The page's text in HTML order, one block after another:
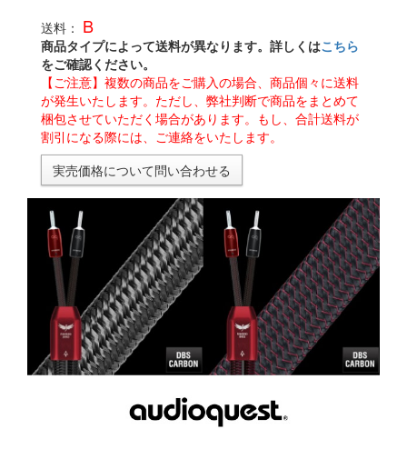
送料： B
商品タイプによって送料が異なります。詳しくはこちら
をご確認ください。
【ご注意】複数の商品をご購入の場合、商品個々に送料
が発生いたします。ただし、弊社判断で商品をまとめて
梱包させていただく場合があります。もし、合計送料が
割引になる際には、ご連絡をいたします。
実売価格について問い合わせる